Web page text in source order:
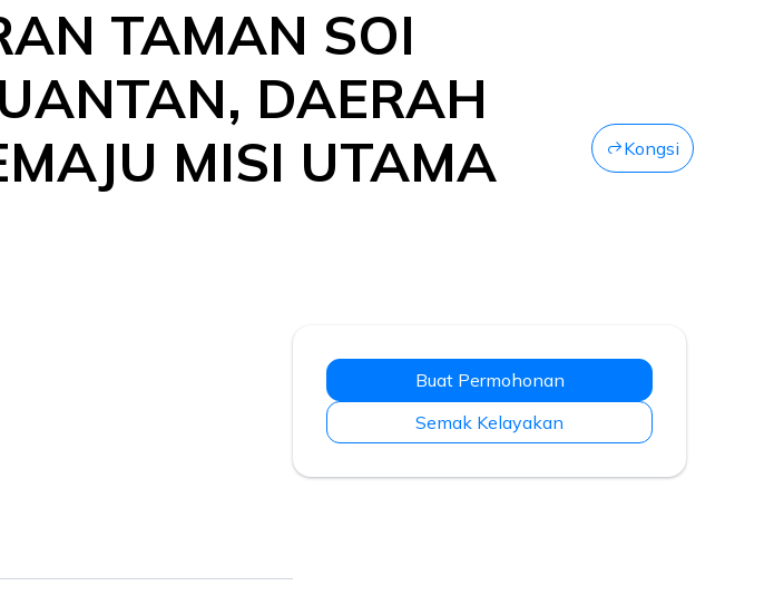
TAMAN SOI
DAERAH
MISI UTAMA
Kongsi
Buat Permohonan
Semak Kelayakan